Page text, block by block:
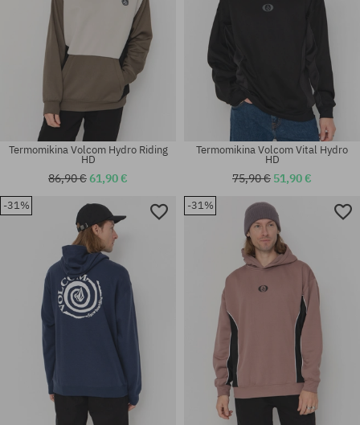
Dostupné veľkosti:
S; M; L; XL; XXL
Dostupné veľkosti:
Termomikina Volcom Hydro Riding
HD
86,90 €61,90 €
Termomikina Volcom Vital Hydro
HD
75,90 € 51,90 €
-31% -31%